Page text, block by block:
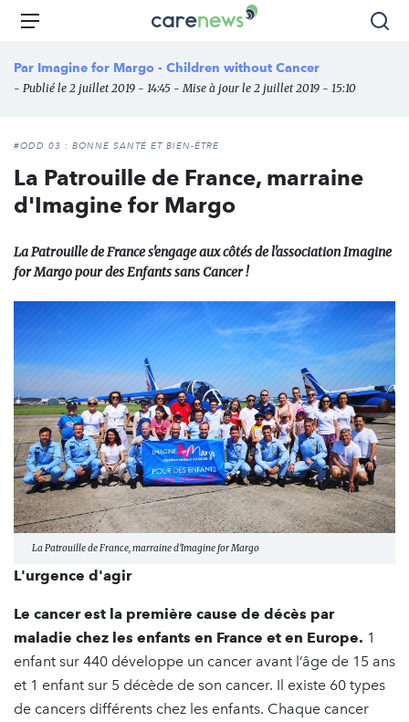
Aller
principal
Carenews,
média
des
l'engagement
Menu
Par Imagine for Margo - Children without Cancer
- Publié le 2 juillet 2019 - 14:45 - Mise à jour le 2 juillet 2019 - 15:10
#ODD 03 : BONNE SANTÉ ET BIEN-ÊTRE
La Patrouille de France, marraine
d'Imagine for Margo
La Patrouille de France s'engage aux côtés de l'association Imagine
for Margo pour des Enfants sans Cancer !
La Patrouille de France, marraine d'Imagine for Margo
L'urgence d'agir
Le cancer est la première cause de décès par
maladie chez les enfants en France et en Europe. 1
enfant sur 440 développe un cancer avant l’âge de 15 ans
et 1 enfant sur 5 décède de son cancer. Il existe 60 types
de cancers différents chez les enfants. Chaque cancer